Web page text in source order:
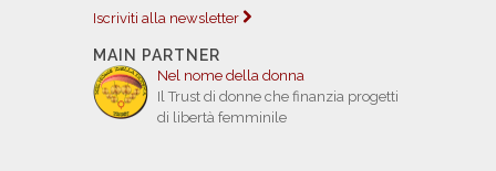
Iscriviti alla newsletter
MAIN PARTNER
Nel nome della donna
Il Trust di donne che finanzia progetti
di libertà femminile